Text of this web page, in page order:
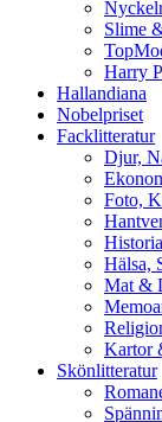
Slime
Harry
Hallandiana
Nobelpriset
Facklitteratur
Djur,
Foto,
Historia
Hälsa,
Mat &
Kartor
Skönlitteratur